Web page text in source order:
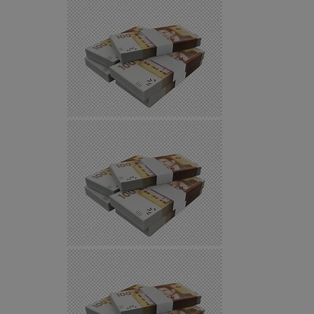
Nazwa
Provider
Domena
SessID
pyskowice.com.pl
QeSessID pyskowice.com.pl
MvSessID pyskowice.com.pl
VISITOR_PRIVACY_METADATA
YouTube
.youtube.com
Google Privacy Policy